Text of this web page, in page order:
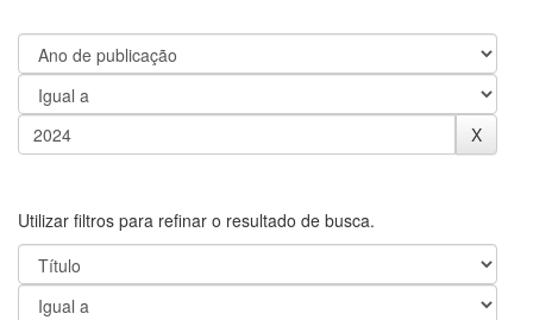
Utilizar filtros para refinar o resultado de busca.